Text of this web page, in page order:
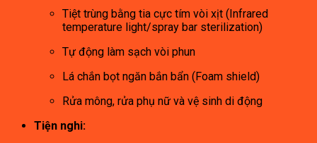
Tiệt trùng bằng tia cực tím vòi xịt (Infrared
temperature light/spray bar sterilization)
Tự động làm sạch vòi phun
Lá chắn bọt ngăn bắn bẩn (Foam shield)
Rửa mông, rửa phụ nữ và vệ sinh di động
Tiện nghi: